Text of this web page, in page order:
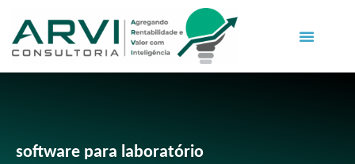
software para laboratório